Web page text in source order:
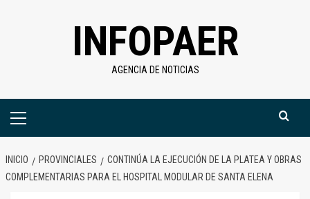
INFOPAER
AGENCIA DE NOTICIAS
Menú
INICIO PROVINCIALES
CONTINÚA LA EJECUCIÓN DE LA PLATEA Y OBRAS
COMPLEMENTARIAS PARA EL HOSPITAL MODULAR DE SANTA ELENA